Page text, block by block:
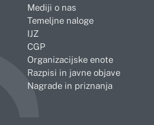
Mediji o nas
Temeljne naloge
IJZ
CGP
Organizacijske enote
Razpisi in javne objave
Nagrade in priznanja